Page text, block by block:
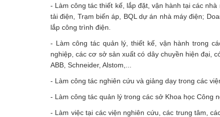
- Làm công tác thiết kế, lắp đặt, vận hành tại các
tải điện, Trạm biến áp, BQL dự án nhà máy điện;
lắp công trình điện.
- Làm công tác quản lý, thiết kế, vận hành trong
nghiệp, các cơ sở sản xuất có dây chuyền hiện đại,
ABB, Schneider, Alstom,...
- Làm công tác nghiên cứu và giảng dạy trong các
- Làm công tác quản lý trong các sở Khoa học Công
- Làm việc tại các viện nghiên cứu, các trung tâm,